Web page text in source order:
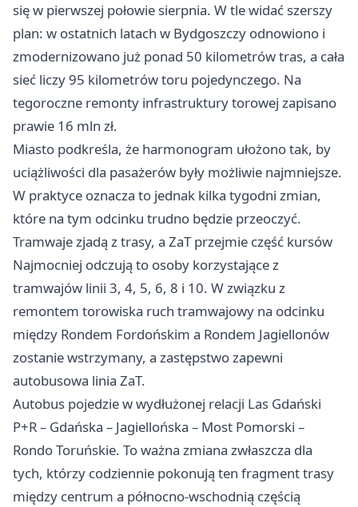
się w pierwszej połowie sierpnia. W tle widać szerszy
plan: w ostatnich latach w Bydgoszczy odnowiono i
zmodernizowano już ponad 50 kilometrów tras, a cała
sieć liczy 95 kilometrów toru pojedynczego. Na
tegoroczne remonty infrastruktury torowej zapisano
prawie 16 mln zł.
Miasto podkreśla, że harmonogram ułożono tak, by
uciążliwości dla pasażerów były możliwie najmniejsze.
W praktyce oznacza to jednak kilka tygodni zmian,
które na tym odcinku trudno będzie przeoczyć.
Tramwaje zjadą z trasy, a ZaT przejmie część kursów
Najmocniej odczują to osoby korzystające z
tramwajów linii 3, 4, 5, 6, 8 i 10. W związku z
remontem torowiska ruch tramwajowy na odcinku
między Rondem Fordońskim a Rondem Jagiellonów
zostanie wstrzymany, a zastępstwo zapewni
autobusowa linia ZaT.
Autobus pojedzie w wydłużonej relacji Las Gdański
P+R – Gdańska – Jagiellońska – Most Pomorski –
Rondo Toruńskie. To ważna zmiana zwłaszcza dla
tych, którzy codziennie pokonują ten fragment trasy
między centrum a północno-wschodnią częścią